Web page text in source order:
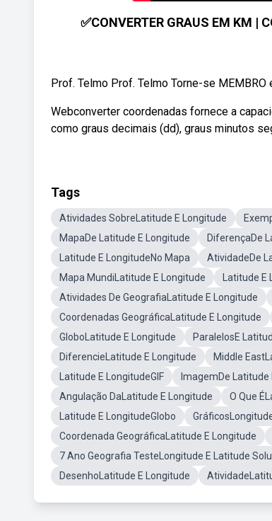
✅CONVERTER GRAUS EM KM |
Prof. Telmo Prof. Telmo Torne-se
Webconverter coordenadas fornece a
como graus decimais (dd), graus minutos
Tags
Atividades SobreLatitude E Longitude
MapaDe Latitude E Longitude
DiferençaDe
Latitude E LongitudeNo Mapa
AtividadeDe
Mapa MundiLatitude E Longitude
Latitude
Atividades De GeografiaLatitude E Longitude
Coordenadas GeográficaLatitude E Longitude
GloboLatitude E Longitude
ParalelosE
DiferencieLatitude E Longitude
Middle
Latitude E LongitudeGIF
ImagemDe Latitude
Angulação DaLatitude E Longitude
O Que
Latitude E LongitudeGlobo
Coordenada GeográficaLatitude E Longitude
7 Ano Geografia TesteLongitude E Latitude
DesenhoLatitude E Longitude